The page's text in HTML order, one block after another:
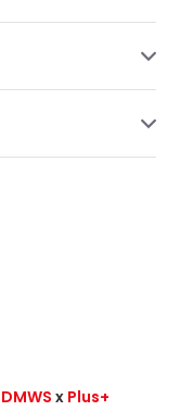
DMWS x Plus+